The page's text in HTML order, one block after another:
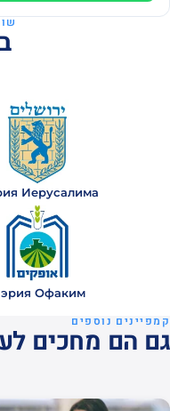
Иерусалима
Офаким
קמפיינים נוספים
גם הם מחכים